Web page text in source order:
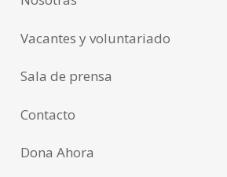
Vacantes y voluntariado
Sala de prensa
Contacto
Dona Ahora